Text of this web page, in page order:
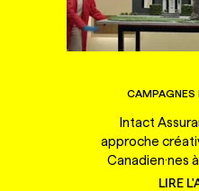
CAMPAGNES
Intact
approche
Canadien·nes
LIRE